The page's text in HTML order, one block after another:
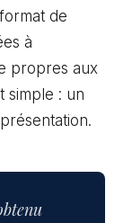
de
à
propres aux
simple : un